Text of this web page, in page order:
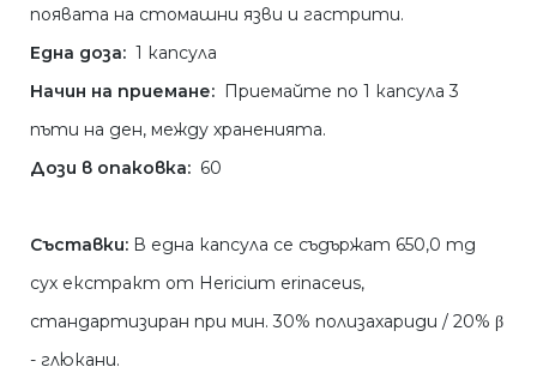
появата на стомашни язви и гастрити.
Една доза: 1 капсула
Начин на приемане: Приемайте по 1 капсула 3
пъти на ден, между храненията.
Дози в опаковка: 60
Съставки: В една капсула се съдържат 650,0 mg
сух екстракт от Hericium erinaceus,
стандартизиран при мин. 30% полизахариди / 20% β
- глюкани.